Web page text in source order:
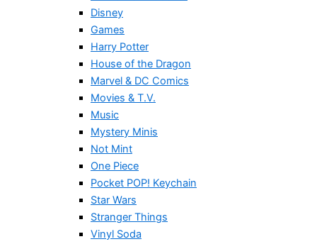
Disney
Games
Harry Potter
House of the Dragon
Marvel & DC Comics
Movies & T.V.
Music
Mystery Minis
Not Mint
One Piece
Pocket POP! Keychain
Star Wars
Stranger Things
Vinyl Soda